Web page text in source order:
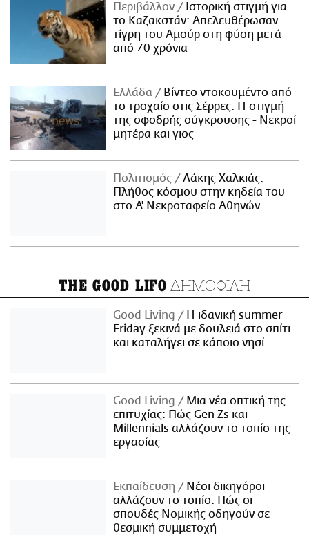
Περιβάλλον
Ιστορική στιγμή για
το Καζακστάν: Απελευθέρωσαν
τίγρη του Αμούρ στη φύση μετά
από 70 χρόνια
Ελλάδα
Βίντεο ντοκουμέντο από
το τροχαίο στις Σέρρες: Η στιγμή
της σφοδρής σύγκρουσης - Νεκροί
μητέρα και γιος
Πολιτισμός
Λάκης Χαλκιάς:
Πλήθος κόσμου στην κηδεία του
στο Α' Νεκροταφείο Αθηνών
THE GOOD LIFO ΔΗΜΟΦΙΛΗ
Good Living
Η ιδανική summer
Friday ξεκινά με δουλειά στο σπίτι
και καταλήγει σε κάποιο νησί
Good Living
Μια νέα οπτική της
επιτυχίας: Πώς Gen Zs και
Millennials αλλάζουν το τοπίο της
εργασίας
Εκπαίδευση
Νέοι δικηγόροι
αλλάζουν το τοπίο: Πώς οι
σπουδές Νομικής οδηγούν σε
θεσμική συμμετοχή